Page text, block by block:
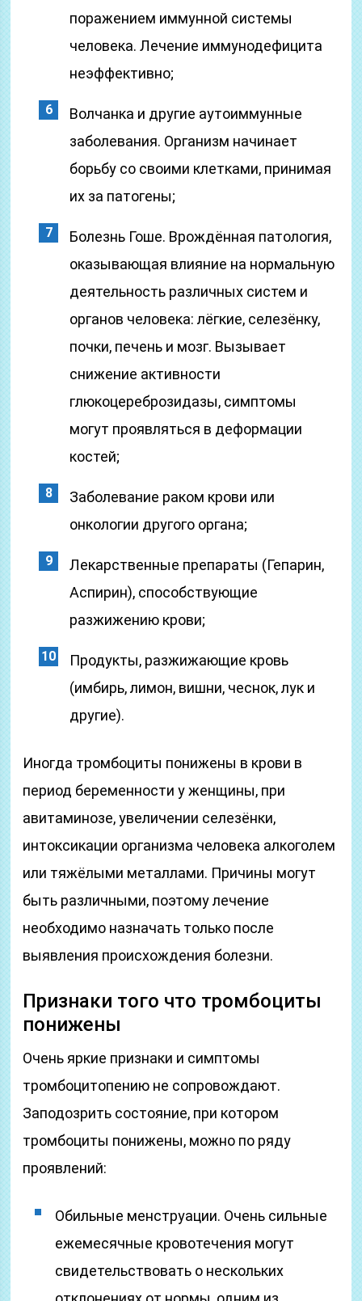
поражением иммунной системы
человека. Лечение иммунодефицита
неэффективно;
Волчанка и другие аутоиммунные
заболевания. Организм начинает
борьбу со своими клетками, принимая
их за патогены;
Болезнь Гоше. Врождённая патология,
оказывающая влияние на нормальную
деятельность различных систем и
органов человека: лёгкие, селезёнку,
почки, печень и мозг. Вызывает
снижение активности
глюкоцереброзидазы, симптомы
могут проявляться в деформации
костей;
Заболевание раком крови или
онкологии другого органа;
Лекарственные препараты (Гепарин,
Аспирин), способствующие
разжижению крови;
Продукты, разжижающие кровь
(имбирь, лимон, вишни, чеснок, лук и
другие).
Иногда тромбоциты понижены в крови в
период беременности у женщины, при
авитаминозе, увеличении селезёнки,
интоксикации организма человека алкоголем
или тяжёлыми металлами. Причины могут
быть различными, поэтому лечение
необходимо назначать только после
выявления происхождения болезни.
Признаки того что тромбоциты
понижены
Очень яркие признаки и симптомы
тромбоцитопению не сопровождают.
Заподозрить состояние, при котором
тромбоциты понижены, можно по ряду
проявлений:
Обильные менструации. Очень сильные
ежемесячные кровотечения могут
свидетельствовать о нескольких